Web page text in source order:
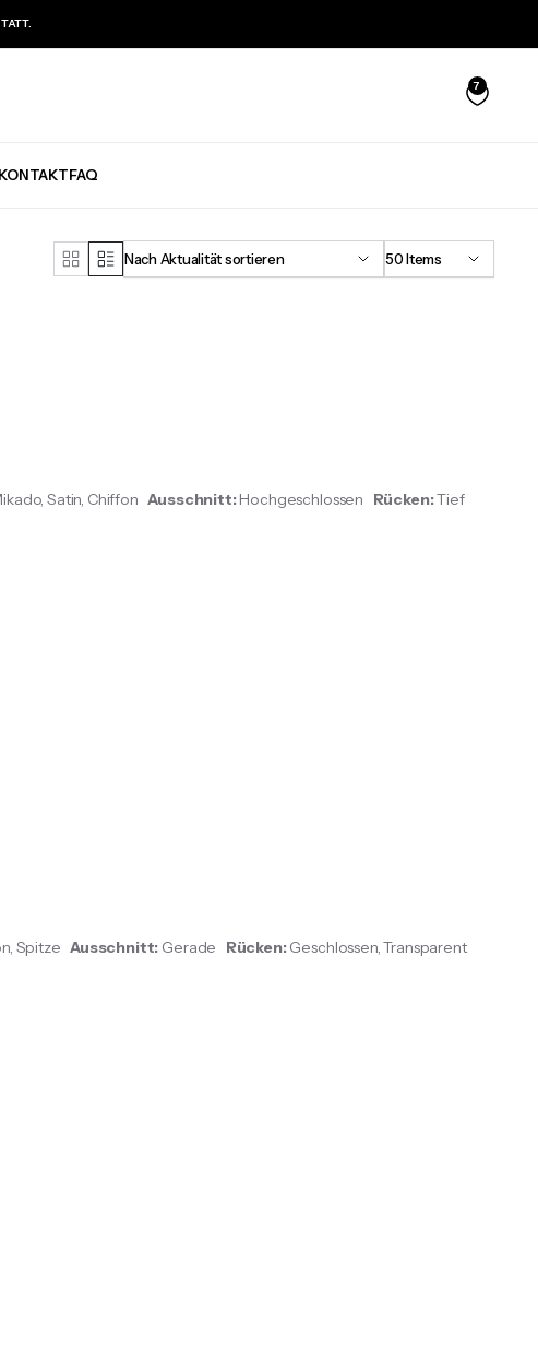
7
KONTAKTFAQ
Satin, ChiffonAusschnitt:Hochgeschlossen Rücken:Tief
SpitzeAusschnitt: Gerade Rücken:Geschlossen, Transparent